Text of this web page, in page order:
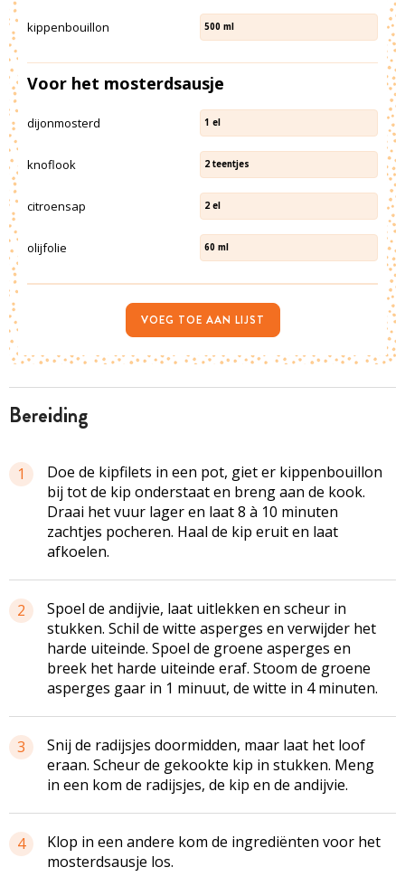
bereiding
1
Doe de kipfilets in een pot, giet er kippenbouillon
bij tot de kip onderstaat en breng aan de kook.
Draai het vuur lager en laat 8 à 10 minuten
zachtjes pocheren. Haal de kip eruit en laat
afkoelen.
2
Spoel de andijvie, laat uitlekken en scheur in
stukken. Schil de witte asperges en verwijder het
harde uiteinde. Spoel de groene asperges en
breek het harde uiteinde eraf. Stoom de groene
asperges gaar in 1 minuut, de witte in 4 minuten.
3
Snij de radijsjes doormidden, maar laat het loof
eraan. Scheur de gekookte kip in stukken. Meng
in een kom de radijsjes, de kip en de andijvie.
4
Klop in een andere kom de ingrediënten voor het
mosterdsausje los.
kippenbouillon 500 ml
Voor het mosterdsausje
dijonmosterd 1 el
knoflook 2 teentjes
citroensap 2 el
olijfolie 60 ml
VOEG TOE AAN LIJST